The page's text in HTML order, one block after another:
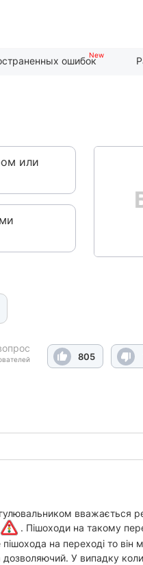
ошибок
или
805
. Пішоходи на такому
на переході то він
У випадку